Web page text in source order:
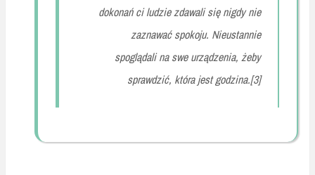
dokonań ci ludzie zdawali się nigdy nie
zaznawać spokoju. Nieustannie
spoglądali na swe urządzenia, żeby
sprawdzić, która jest godzina.[3]